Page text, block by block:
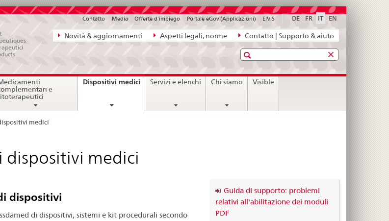
Navigazione
diretta:
aspetti
Novità & aggiornamenti Aspetti legali, norme Contatto | Supporto & aiuto
DE FR IT EN
Contatto Media Offerte d'impiego Portale eGov (Applicazioni) ElViS
Ricerca
e
Dispositivi medici current
Servizi e elenchi Chi siamo Visible
medici
dispositivi medici
dispositivi
di dispositivi, sistemi e kit procedurali secondo
Guida di supporto: problemi
relativi all'abilitazione dei moduli
PDF